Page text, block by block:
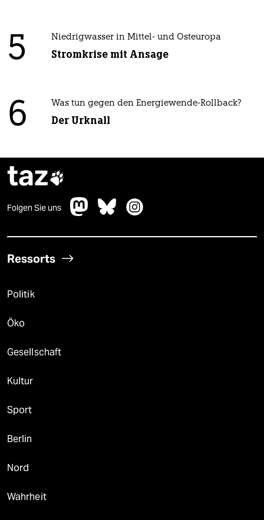
5 Niedrigwasser in Mittel- und Osteuropa
Stromkrise mit Ansage
6 Was tun gegen den Energiewende-Rollback?
Der Urknall
taz
Folgen Sie uns
Ressorts
Politik
Öko
Gesellschaft
Kultur
Sport
Berlin
Nord
Wahrheit